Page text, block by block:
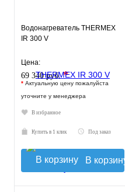
Водонагреватель THERMEX
IR 300 V
Цена:
69 340 руб.*
* Актуальную цену пожалуйста
уточните у менеджера
В избранное
Купить в 1 клик Под заказ
В корзину